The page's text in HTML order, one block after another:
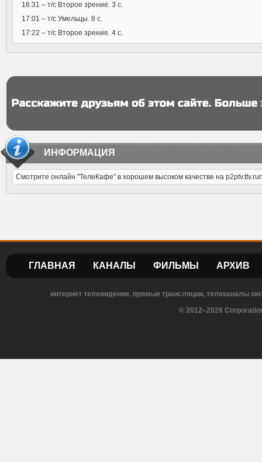
16:31 – т/с Второе зрение. 3 с.
17:01 – т/с Умельцы. 8 с.
17:22 – т/с Второе зрение. 4 с.
ИНФОРМАЦИЯ
Смотрите онлайн "ТелеКафе" в хорошем высоком качестве на
ГЛАВНАЯ КАНАЛЫ ФИЛЬМЫ АРХИВ
интернет телевидение, прямые трансляции, телеканалы
© 2012–2026